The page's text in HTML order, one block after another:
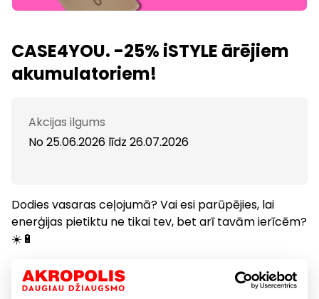
CASE4YOU. -25% iSTYLE ārējiem
akumulatoriem!
Akcijas ilgums
No 25.06.2026 līdz 26.07.2026
Dodies vasaras ceļojumā? Vai esi parūpējies, lai
enerģijas pietiktu ne tikai tev, bet arī tavām ierīcēm?
☀️🔋
Lai nepalaistu garām nevienu svarīgu mirkli,
parūpējies par uzticamu enerģijas avotu –